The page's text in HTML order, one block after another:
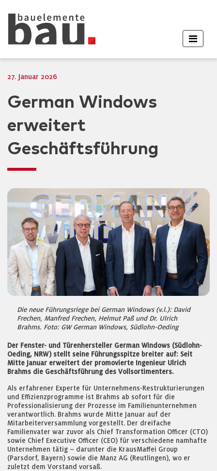
27. Januar 2026
German Windows
erweitert
Geschäftsführung
Die neue Führungsriege bei German Windows (v.l.): David
Frechen, Manfred Frechen, Helmut Paß und Dr. Ulrich
Brahms. Foto: GW German Windows, Südlohn-Oeding
Der Fenster- und Türenhersteller German Windows (Südlohn-
Oeding, NRW) stellt seine Führungsspitze breiter auf: Seit
Mitte Januar erweitert der promovierte Ingenieur Ulrich
Brahms die Geschäftsführung des Vollsortimenters.
Als erfahrener Experte für Unternehmens-Restrukturierungen
und Effizienzprogramme ist Brahms ab sofort für die
Professionalisierung der Prozesse im Familienunternehmen
verantwortlich. Brahms wurde Mitte Januar auf der
Mitarbeiterversammlung vorgestellt. Der dreifache
Familienvater war zuvor als Chief Transformation Officer (CTO)
sowie Chief Executive Officer (CEO) für verschiedene namhafte
Unternehmen tätig – darunter die KrausMaffei Group
(Parsdorf, Bayern) sowie die Manz AG (Reutlingen), wo er
zuletzt dem Vorstand vorsaß.